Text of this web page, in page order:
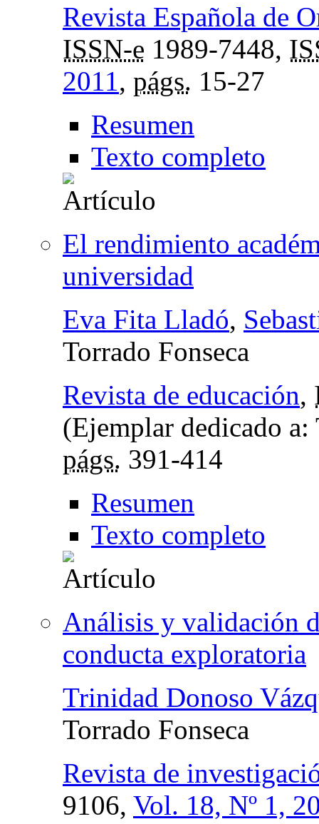
Revista Española de
ISSN-e 1989-7448,
2011, págs. 15-27
Resumen
Texto completo
El rendimiento
universidad
Eva Fita Lladó,
Torrado Fonseca
Revista de educación,
(Ejemplar dedicado a:
págs. 391-414
Resumen
Texto completo
Análisis y validación
conducta exploratoria
Trinidad Donoso
Torrado Fonseca
Revista de
9106, Vol. 18, Nº 1,